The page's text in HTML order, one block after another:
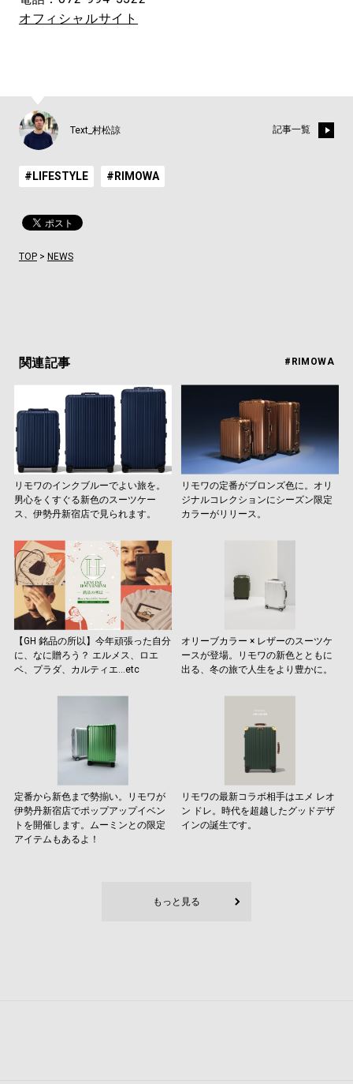
オフィシャルサイト
Text_村松諒 記事一覧
#LIFESTYLE #RIMOWA
TOP> NEWS
関連記事 #RIMOWA
リモワのインクブルーでよい旅を。
男心をくすぐる新色のスーツケー
ス、伊勢丹新宿店で見られます。
リモワの定番がブロンズ色に。オリ
ジナルコレクションにシーズン限定
カラーがリリース。
【GH 銘品の所以】今年頑張った自分
に、なに贈ろう？ エルメス、ロエ
ベ、プラダ、カルティエ…etc
オリーブカラー × レザーのスーツケ
ースが登場。リモワの新色とともに
出る、冬の旅で人生をより豊かに。
定番から新色まで勢揃い。リモワが
伊勢丹新宿店でポップアップイベン
トを開催します。ムーミンとの限定
アイテムもあるよ！
リモワの最新コラボ相手はエメ レオ
ン ドレ。時代を超越したグッドデザ
インの誕生です。
もっと見る